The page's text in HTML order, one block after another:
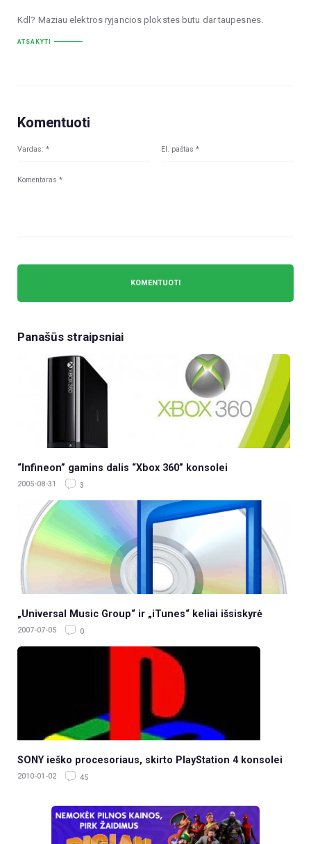
Kdl? Maziau elektros ryjancios plokstes butu dar taupesnes.
ATSAKYTI
Komentuoti
Panašūs straipsniai
“Infineon” gamins dalis “Xbox 360” konsolei
2005-08-31 3
„Universal Music Group“ ir „iTunes“ keliai išsiskyrė
2007-07-05 0
SONY ieško procesoriaus, skirto PlayStation 4 konsolei
2010-01-02 45